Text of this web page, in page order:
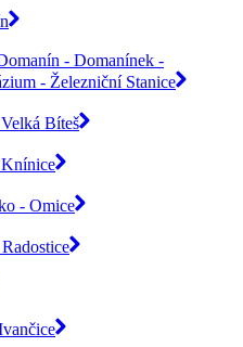
- Domanínek -
- Železniční Stanice
Bíteš
- Omice